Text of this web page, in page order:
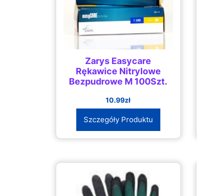
Zarys Easycare
Rękawice Nitrylowe
Bezpudrowe M 100Szt.
10.99zł
Szczegóły Produktu